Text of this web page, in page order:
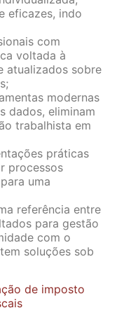
eficazes, indo
com
voltada à
atualizados sobre
modernas
dados, eliminam
trabalhista em
práticas
processos
uma
referência entre
para gestão
com o
soluções sob
de imposto